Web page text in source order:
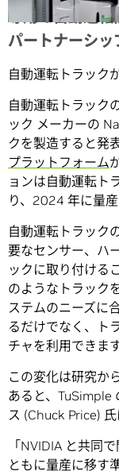
専用の自動運転
パートナーシッ
自動運転トラック
自動運転トラック
ック メーカーの
クを製造すると発
プラットフォーム
ョンは自動運転ト
り、2024 年に量産
自動運転トラック
要なセンサー、ハ
ックに取り付ける
のようなトラック
ステムのニーズに
るだけでなく、ト
チャを利用できます
この変化は研究か
あると、TuSimple
ス (Chuck Price) 氏
「NVIDIA と共同
ともに量産に移す